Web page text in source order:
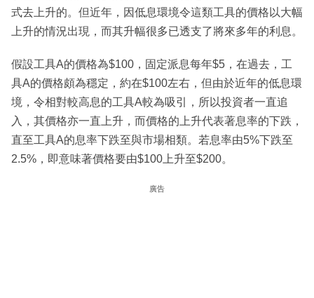
式去上升的。但近年，因低息環境令這類工具的價格以大幅
上升的情況出現，而其升幅很多已透支了將來多年的利息。
假設工具A的價格為$100，固定派息每年$5，在過去，工
具A的價格頗為穩定，約在$100左右，但由於近年的低息環
境，令相對較高息的工具A較為吸引，所以投資者一直追
入，其價格亦一直上升，而價格的上升代表著息率的下跌，
直至工具A的息率下跌至與市場相類。若息率由5%下跌至
2.5%，即意味著價格要由$100上升至$200。
廣告